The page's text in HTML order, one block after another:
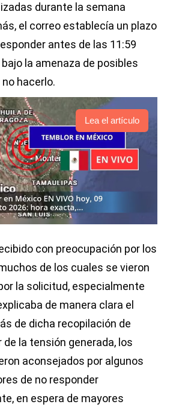
durante la semana
el correo establecía un plazo
antes de las 11:59
bajo la amenaza de posibles
hacerlo.
Lea el artículo
con preocupación por los
de los cuales se vieron
la solicitud, especialmente
de manera clara el
de dicha recopilación de
de la tensión generada, los
aconsejados por algunos
de no responder
en espera de mayores